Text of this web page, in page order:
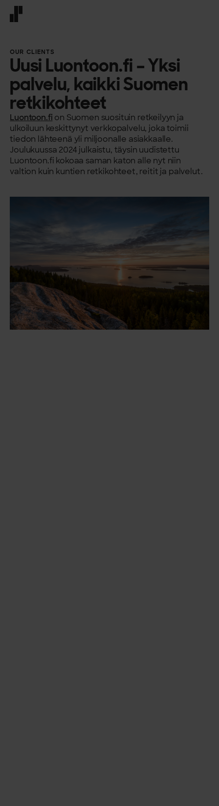
OUR CLIENTS
Uusi Luontoon.fi – Yksi
palvelu, kaikki Suomen
retkikohteet
Luontoon.fi on Suomen suosituin retkeilyyn ja
ulkoiluun keskittynyt verkkopalvelu, joka toimii
tiedon lähteenä yli miljoonalle asiakkaalle.
Joulukuussa 2024 julkaistu, täysin uudistettu
Luontoon.fi kokoaa saman katon alle nyt niin
valtion kuin kuntien retkikohteet, reitit ja palvelut.